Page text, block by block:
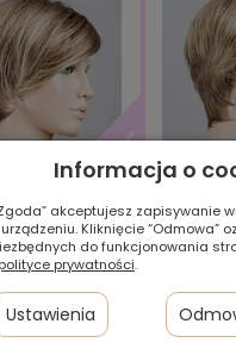
bernstein/
Informacja o
akceptujesz zapisywanie
Kliknięcie “Odmowa”
do funkcjonowania
polityce prywatności.
Ustawienia